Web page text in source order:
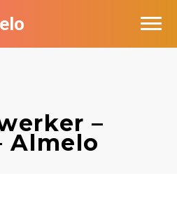
–
Almelo
in Almelo